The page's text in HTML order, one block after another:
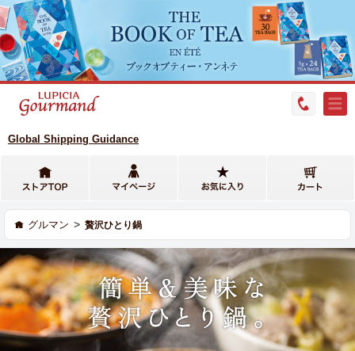
Global Shipping Guidance
グルマン > 贅沢ひとり鍋